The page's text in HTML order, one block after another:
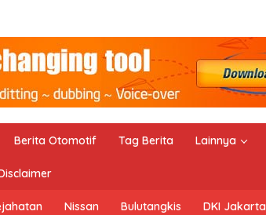
Berita Otomotif Tag Berita Lainnya
Nissan Bulutangkis DKI Jakarta